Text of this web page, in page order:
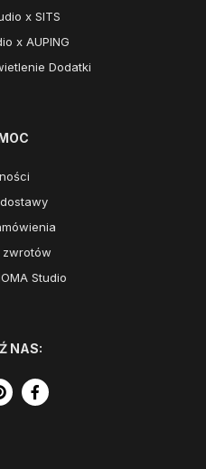
x SITS
x AUPING
Dodatki
zwrotów
Studio
NAS: